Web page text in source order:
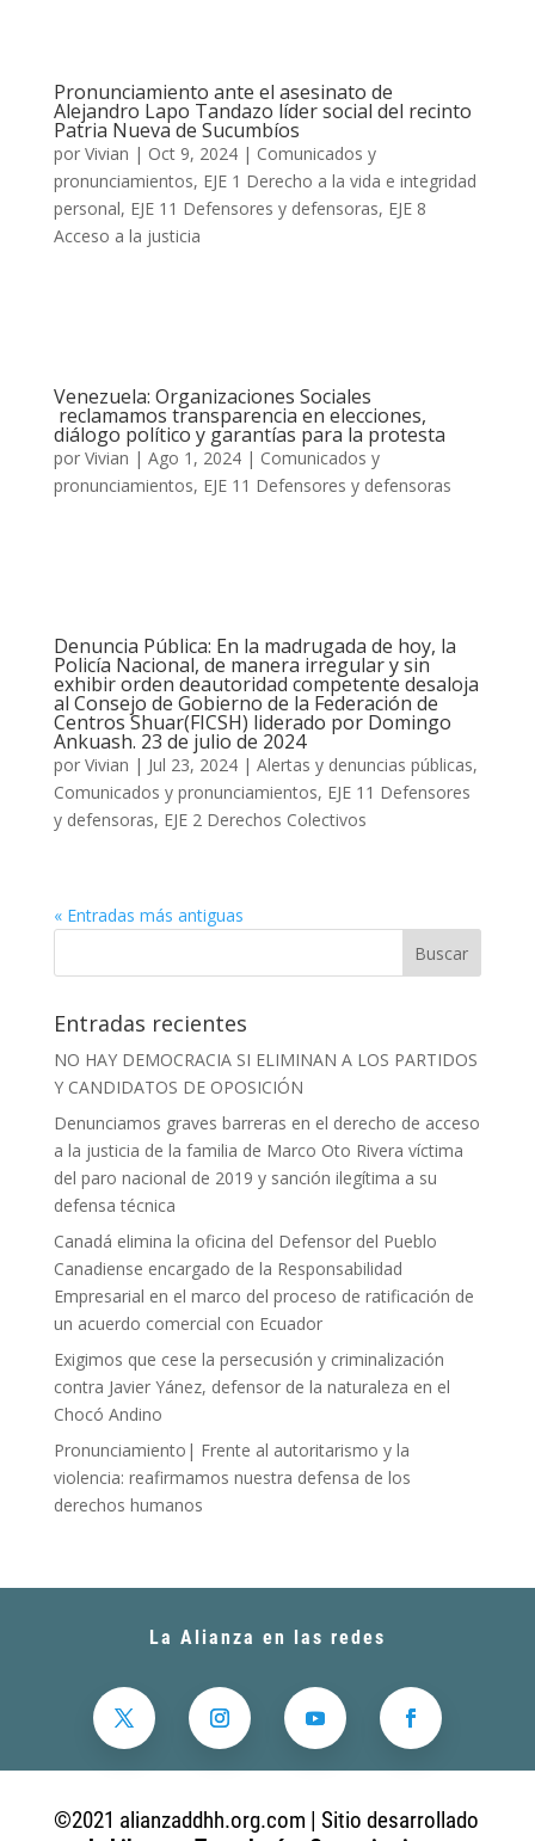
Pronunciamiento ante el asesinato de
Alejandro Lapo Tandazo líder social del recinto
Patria Nueva de Sucumbíos
por Vivian | Oct 9, 2024| Comunicados y
pronunciamientos, EJE 1 Derecho a la vida e integridad
personal, EJE 11 Defensores y defensoras, EJE 8
Acceso a la justicia
Venezuela: Organizaciones Sociales
reclamamos transparencia en elecciones,
diálogo político y garantías para la protesta
por Vivian | Ago 1, 2024| Comunicados y
pronunciamientos, EJE 11 Defensores y defensoras
Denuncia Pública: En la madrugada de hoy, la
Policía Nacional, de manera irregular y sin
exhibir orden deautoridad competente desaloja
al Consejo de Gobierno de la Federación de
Centros Shuar(FICSH) liderado por Domingo
Ankuash. 23 de julio de 2024
por Vivian | Jul 23, 2024| Alertas y denuncias públicas,
Comunicados y pronunciamientos, EJE 11 Defensores
y defensoras, EJE 2 Derechos Colectivos
« Entradas más antiguas
Entradas recientes
NO HAY DEMOCRACIA SI ELIMINAN A LOS PARTIDOS
Y CANDIDATOS DE OPOSICIÓN
Denunciamos graves barreras en el derecho de acceso
a la justicia de la familia de Marco Oto Rivera víctima
del paro nacional de 2019 y sanción ilegítima a su
defensa técnica
Canadá elimina la oficina del Defensor del Pueblo
Canadiense encargado de la Responsabilidad
Empresarial en el marco del proceso de ratificación de
un acuerdo comercial con Ecuador
Exigimos que cese la persecusión y criminalización
contra Javier Yánez, defensor de la naturaleza en el
Chocó Andino
Pronunciamiento| Frente al autoritarismo y la
violencia: reafirmamos nuestra defensa de los
derechos humanos
La Alianza en las redes
©2021 alianzaddhh.org.com | Sitio desarrollado